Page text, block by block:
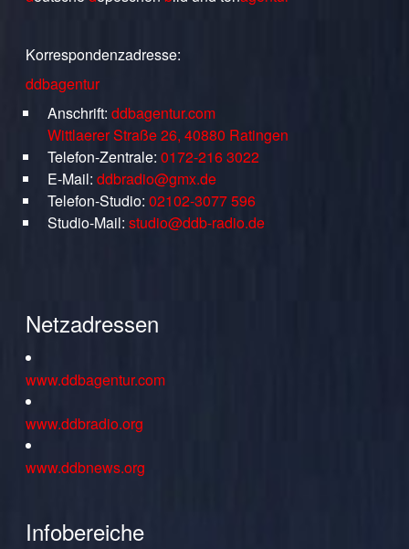
Korrespondenzadresse:
ddbagentur
Anschrift: ddbagentur.com
Wittlaerer Straße 26, 40880 Ratingen
Telefon-Zentrale: 0172-216 3022
E-Mail: ddbradio@gmx.de
Telefon-Studio: 02102-3077 596
Studio-Mail: studio@ddb-radio.de
Netzadressen
www.ddbagentur.com
www.ddbradio.org
www.ddbnews.org
Infobereiche